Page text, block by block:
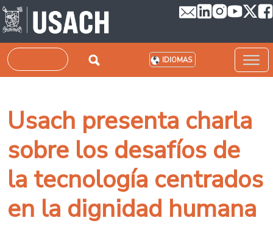
Pasar al contenido principal
Buscar IDIOMAS
Usach presenta charla
sobre los desafíos de
la tecnología centrados
en la dignidad humana